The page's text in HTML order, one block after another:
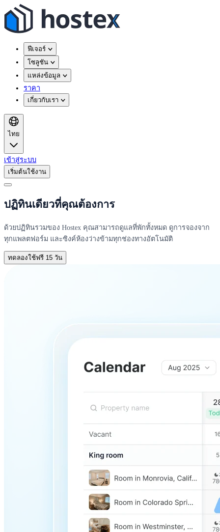
ฟีเจอร์
โซลูชัน
แหล่งข้อมูล
ราคา
เกี่ยวกับเรา
ไทย
เข้าสู่ระบบ
เริ่มต้นใช้งาน
ปฏิทินเดียวที่คุณต้องการ
ด้วยปฏิทินรวมของ Hostex คุณสามารถดูแลที่พักทั้งหมด ดูการจองจาก
ทุกแพลตฟอร์ม และซิงค์ห้องว่างข้ามทุกช่องทางอัตโนมัติ
ทดลองใช้ฟรี 15 วัน